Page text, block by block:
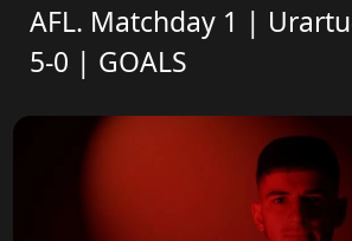
AFL. Matchday 1 |
5-0 | GOALS